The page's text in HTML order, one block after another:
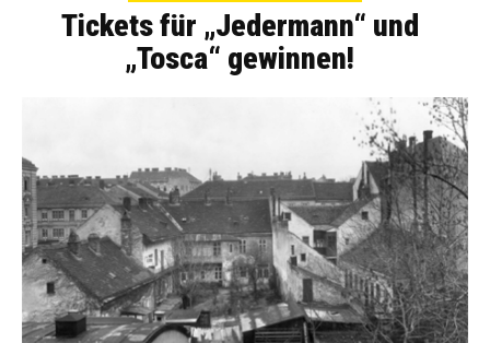
Tickets für „Jedermann“ und
„Tosca“ gewinnen!